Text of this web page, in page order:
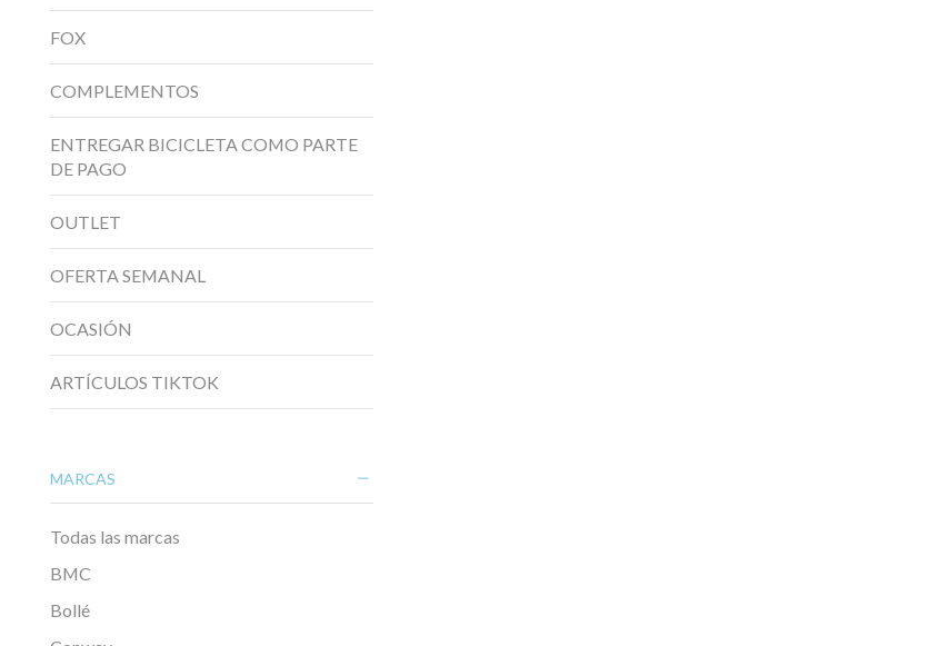
FOX
COMPLEMENTOS
ENTREGAR BICICLETA COMO PARTE
DE PAGO
OUTLET
OFERTA SEMANAL
OCASIÓN
ARTÍCULOS TIKTOK
MARCAS
Todas las marcas
BMC
Bollé